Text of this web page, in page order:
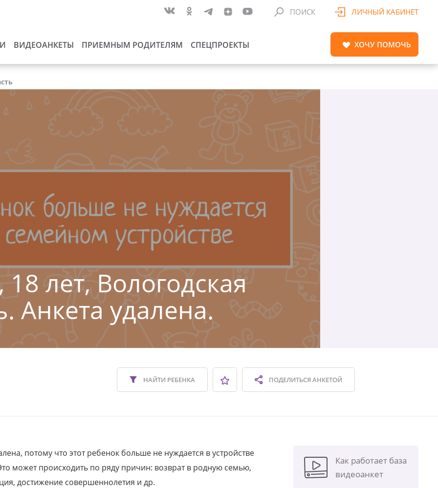
ВИДЕОАНКЕТЫ ПРИЕМНЫМ РОДИТЕЛЯМ СПЕЦПРОЕКТЫ
ПОИСК ЛИЧНЫЙ КАБИНЕТ
ХОЧУ ПОМОЧЬ
18 лет, Вологодская
Анкета удалена.
ПОДЕЛИТЬСЯАНКЕТОЙ
НАЙТИ РЕБЕНКА
потому что этот ребенок больше не нуждается в устройстве
может происходить по ряду причин: возврат в родную семью,
достижение совершеннолетия и др.
Как работает база
видеоанкет